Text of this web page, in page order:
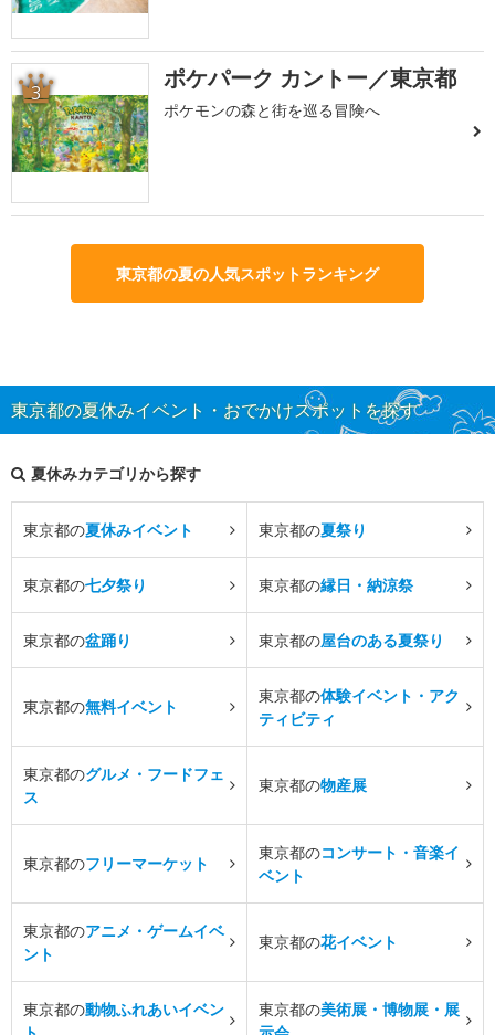
3 ポケパーク カントー／東京都
ポケモンの森と街を巡る冒険へ
東京都の夏の人気スポットランキング
東京都の夏休みイベント・おでかけスポットを探す
夏休みカテゴリから探す
東京都の夏休みイベント 東京都の夏祭り
東京都の七夕祭り 東京都の縁日・納涼祭
東京都の盆踊り 東京都の屋台のある夏祭り
東京都の無料イベント
東京都の体験イベント・アク
ティビティ
東京都のグルメ・フードフェ
ス
東京都の物産展
東京都のフリーマーケット
東京都のコンサート・音楽イ
ベント
東京都のアニメ・ゲームイベ
ント
東京都の花イベント
東京都の動物ふれあいイベン
東京都の美術展・博物展・展